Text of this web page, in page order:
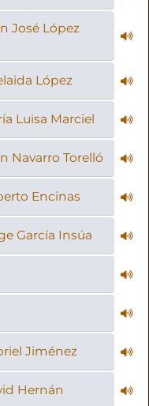
José López
López
Luisa Marciel
Navarro Torelló
Encinas
García Insúa
Jiménez
Hernán